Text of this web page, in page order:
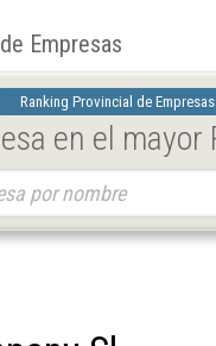
Empresas
Ranking Provincial de Empresas
en el